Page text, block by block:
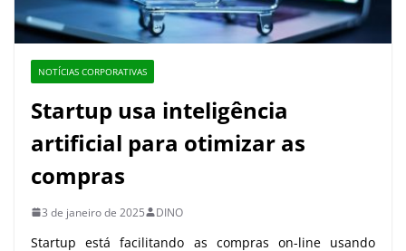
NOTÍCIAS CORPORATIVAS
Startup usa inteligência
artificial para otimizar as
compras
3 de janeiro de 2025 DINO
Startup está facilitando as compras on-line usando